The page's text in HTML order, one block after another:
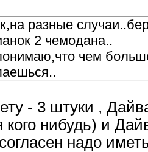
разные
2 чемодана..
чем
- 3 штуки ,
кого нибудь) и
надо